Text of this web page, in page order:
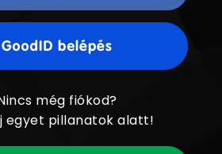
még fiókod?
egyet pillanatok alatt!